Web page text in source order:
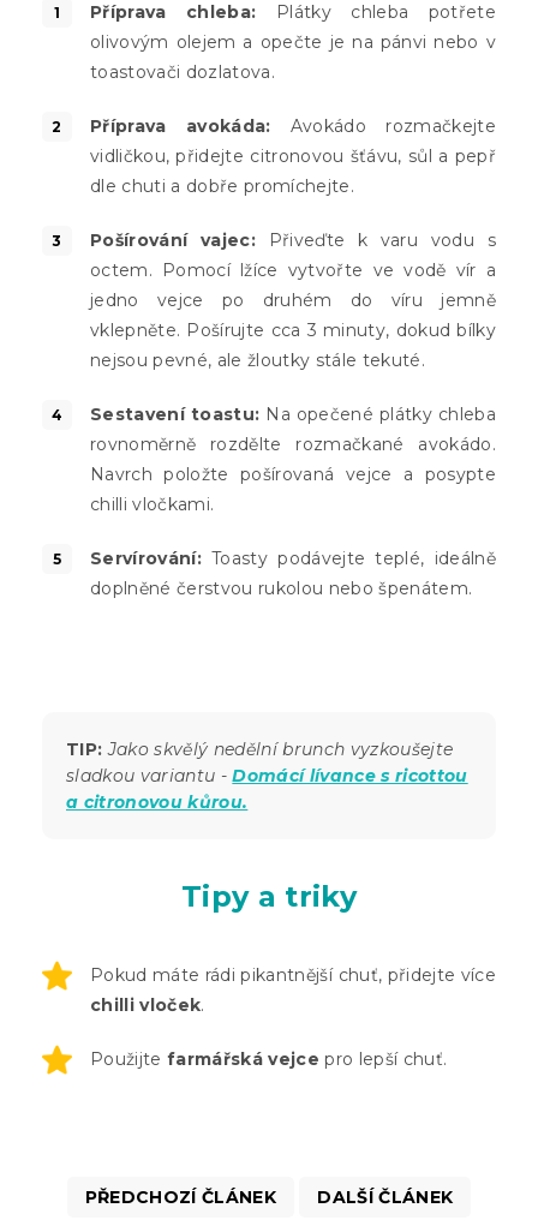
Příprava chleba: Plátky chleba potřete
olivovým olejem a opečte je na pánvi nebo v
toastovači dozlatova.
Příprava avokáda: Avokádo rozmačkejte
vidličkou, přidejte citronovou šťávu, sůl a pepř
dle chuti a dobře promíchejte.
Pošírování vajec:Přiveďte k varu vodu s
octem. Pomocí lžíce vytvořte ve vodě vír a
jedno vejce po druhém do víru jemně
vklepněte. Pošírujte cca 3 minuty, dokud bílky
nejsou pevné, ale žloutky stále tekuté.
Sestavení toastu: Na opečené plátky chleba
rovnoměrně rozdělte rozmačkané avokádo.
Navrch položte pošírovaná vejce a posypte
chilli vločkami.
Servírování: Toasty podávejte teplé, ideálně
doplněné čerstvou rukolou nebo špenátem.
TIP: Jako skvělý nedělní brunch vyzkoušejte
sladkou variantu -Domácí lívance s ricottou
a citronovou kůrou.
Tipy a triky
Pokud máte rádi pikantnější chuť, přidejte více
chilli vloček.
Použijte farmářská vejce pro lepší chuť.
PŘEDCHOZÍ ČLÁNEK DALŠÍ ČLÁNEK